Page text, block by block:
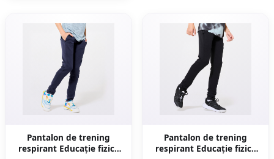
Pantalon de trening
respirant Educație fizică
Pantalon de trening
respirant Educație fizică